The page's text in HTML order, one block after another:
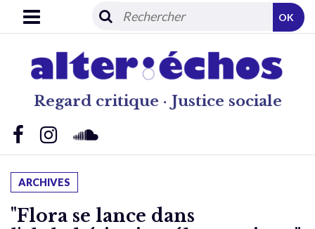
Regard critique · Justice sociale
OK
ARCHIVES
"Flora se lance dans